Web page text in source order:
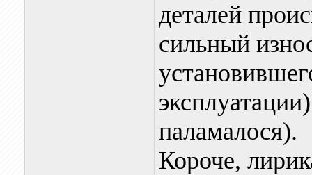
деталей
сильный
паламалося).
Короче,